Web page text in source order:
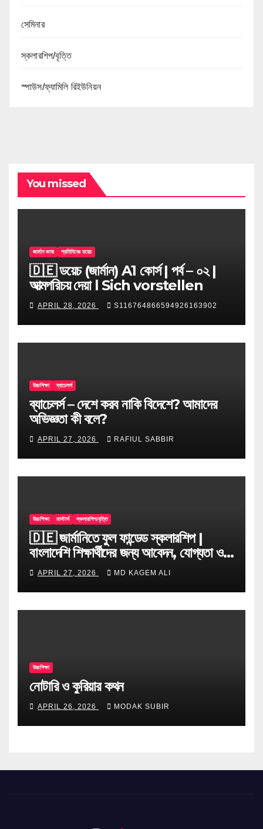
সেমিনার
স্কলারশিপ/বৃত্তি
স্পাউস/ফ্যামিলি রিইউনিয়ন
You missed
জার্মান ভাষা প্রতিদিনের ডয়েচ
🇩🇪 ডয়েচ (জার্মান) A1 কোর্স | পর্ব – ০২ |
আত্মপরিচয় দেয়া l Sich vorstellen
APRIL 28, 2026 S116764866594926163902
উচ্চশিক্ষা ব্যাচেলর্স
ব্যাচেলর্স – দেশে করব নাকি বিদেশে? আমাদের
অভিজ্ঞতা কী বলে?
APRIL 27, 2026 RAFIUL SABBIR
উচ্চশিক্ষা মাস্টার্স স্কলারশিপ/বৃত্তি
🇩🇪 জার্মানিতে ফুল ফান্ডেড স্কলারশিপ |
বাংলাদেশি শিক্ষার্থীদের জন্য আবেদন, যোগ্যতা ও
টিপস
APRIL 27, 2026 MD KAGEM ALI
উচ্চশিক্ষা
নোটারি ও কুরিয়ার কথন
APRIL 26, 2026 MODAK SUBIR